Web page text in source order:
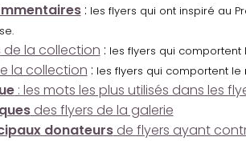
: les flyers qui ont inspiré au
de la collection : les flyers qui comportent
la collection : les flyers qui comportent le
: les mots les plus utilisés dans les
des flyers de la galerie
donateursde flyers ayant